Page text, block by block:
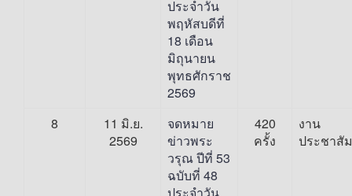
ประจำวัน
พฤหัสบดีที่
18 เดือน
มิถุนายน
พุทธศักราช
2569
8
11 มิ.ย.
2569
จดหมาย
ข่าวพระ
วรุณ ปีที่ 53
ฉบับที่ 48
420
ครั้ง
งาน
ประชาสั